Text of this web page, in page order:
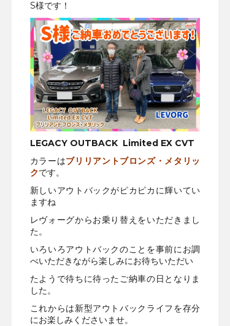
S様です！
LEGACY OUTBACK Limited EX CVT
カラーはブリリアントブロンズ・メタリッ
クです。
新しいアウトバックがピカピカに輝いてい
ますね
レヴォーグからお乗り替えをいただきまし
た。
いろいろアウトバックのことを事前にお調
べいただきながら楽しみにお待ちいただい
たようで待ちに待ったご納車の日となりま
した。
これからは新型アウトバックライフを存分
にお楽しみくださいませ。